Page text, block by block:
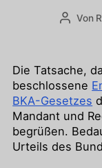
Von
Die Tatsache,
beschlossene
BKA-Gesetzes
Mandant und
begrüßen.
Urteils des